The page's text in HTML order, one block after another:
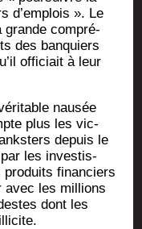
d’emplois ». Le
grande com­pré­
des ban­quiers
offi­ciait à leur
nau­sée
plus les vic­
depuis le
par les inves­tis­
finan­ciers
avec les mil­lions
dont les